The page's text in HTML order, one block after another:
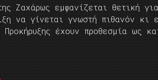
Ζαχάρως εμφανίζεται θετική
να γίνεται γνωστή πιθανόν κι
Προκήρυξης έχουν προθεσμία ως